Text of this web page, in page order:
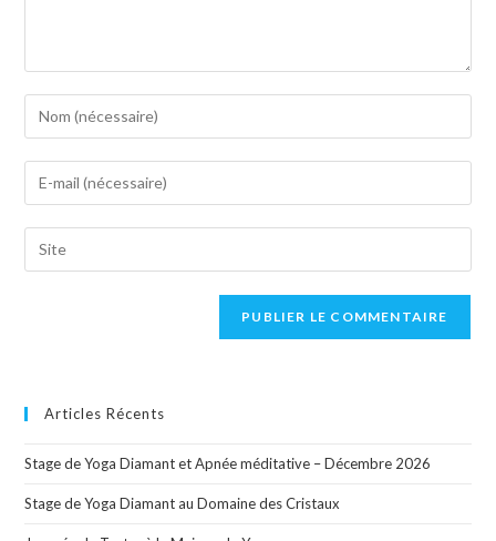
Articles Récents
Stage de Yoga Diamant et Apnée méditative – Décembre 2026
Stage de Yoga Diamant au Domaine des Cristaux